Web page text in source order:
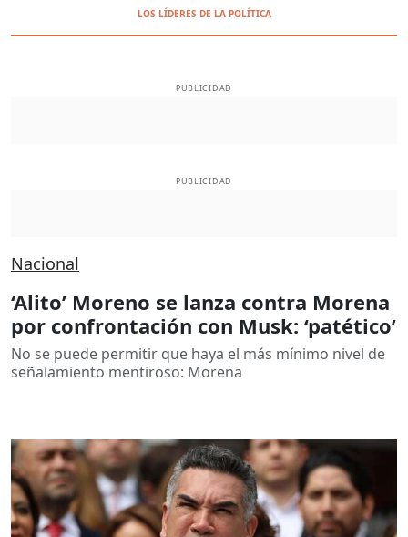
LOS LÍDERES DE LA POLÍTICA
PUBLICIDAD
PUBLICIDAD
Nacional
‘Alito’ Moreno se lanza contra Morena
por confrontación con Musk: ‘patético’
No se puede permitir que haya el más mínimo nivel de
señalamiento mentiroso: Morena